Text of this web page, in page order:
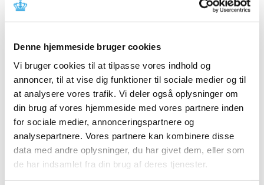
Denne hjemmeside bruger cookies
Vi bruger cookies til at tilpasse vores indhold og
annoncer, til at vise dig funktioner til sociale medier og til
at analysere vores trafik. Vi deler også oplysninger om
din brug af vores hjemmeside med vores partnere inden
for sociale medier, annonceringspartnere og
analysepartnere. Vores partnere kan kombinere disse
data med andre oplysninger, du har givet dem, eller som
de har indsamlet fra din brug af deres tjenester.
Sammen med blandt andre KU og Bispebjerg &
Frederiksberg Hospital søsætter…
Sikkerhedsopdatering for COVID-19 vacciner
(2022, nr. 9)
|13. oktober 2022 |
Denne sikkerhedsopdatering har fokus på de vacciner,
der indgår i det danske vaccinationsprogram mod…
Styrket internationalt samarbejde om kontrol
af lægemiddelforsøg
| 11. oktober 2022 |